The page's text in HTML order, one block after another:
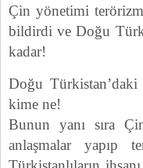
Çin yönetimi
bildirdi ve Doğu
kadar!
Doğu
kime ne!
Bunun yanı sıra
anlaşmalar yapıp